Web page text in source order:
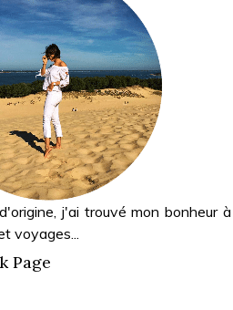
j'ai trouvé mon bonheur
voyages...
Page